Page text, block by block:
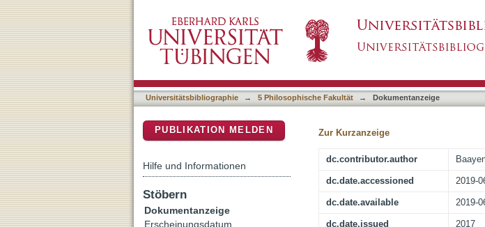
Universitätsbibliographie → 5 Philosophische Fakultät → Dokumentanzeige
Zur Kurzanzeige
dc.contributor.author
dc.date.accessioned 2019-
dc.date.available 2019-
dc.date.issued 2017
PUBLIKATION MELDEN
Hilfe und Informationen
Stöbern
Dokumentanzeige
Erscheinungsdatum